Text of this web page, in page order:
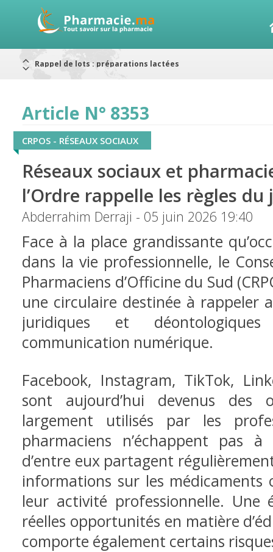
Alerte / AMMPS
RAPPELS DE LOTS
Rappel de lots : ANTITOXINE TÉTANIQUE 1500.
Article N° 8353
CRPOS - RÉSEAUX SOCIAUX
Réseaux sociaux et
l’Ordre rappelle les règles du
Abderrahim Derraji - 05 juin 2026 19:40
Face à la place grandissante
dans la vie professionnelle, le
Pharmaciens d’Officine du Sud
une circulaire destinée à rappeler
juridiques et
communication numérique.
Facebook, Instagram, TikTok,
sont aujourd’hui devenus des
largement utilisés par les
pharmaciens n’échappent pas
d’entre eux partagent
informations sur les
leur activité professionnelle. Une
réelles opportunités en matière
comporte également certains